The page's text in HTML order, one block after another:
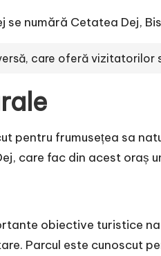
numără Cetatea Dej,
care oferă vizitatorilor
pentru frumusețea sa
care fac din acest oraș
obiective turistice
Parcul este cunoscut